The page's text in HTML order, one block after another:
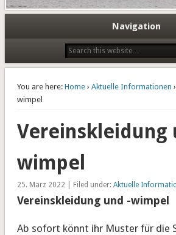
Navigation
You are here: Home› Aktuelle Informationen
wimpel
Vereinskleidung
wimpel
25. März 2022 | Filed under: Aktuelle
Vereinskleidung und -wimpel
Ab sofort könnt ihr Muster für die